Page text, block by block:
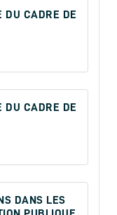
DU CADRE DE
DU CADRE DE
DANS LES